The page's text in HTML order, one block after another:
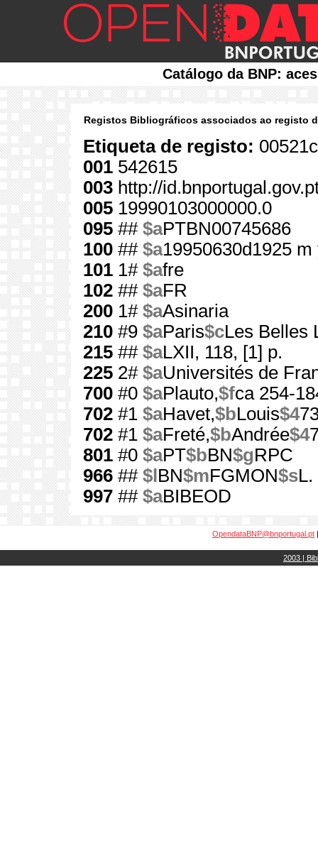
Catálogo da BNP:
Registos Bibliográficos associados ao registo
Etiqueta de registo:
001 542615
003 http://
005 19990103000000.0
095 ## $aPTBN00745686
100 ## $a19950630d1925
101 1# $afre
102 ## $aFR
200 1# $aAsinaria
210 #9 $aParis$cLes Belles
215 ## $aLXII, 118, [1] p.
225 2# $aUniversités de
700 #0 $aPlauto,$fca 254-
702 #1 $aHavet,$bLouis$4
702 #1 $aFreté,$bAndrée$4
801 #0 $aPT$bBN$gRPC
966 ## $l BN$mFGMON$sL.
997 ## $aBIBEOD
OpendataBNP@bnportugal.pt
2003 |